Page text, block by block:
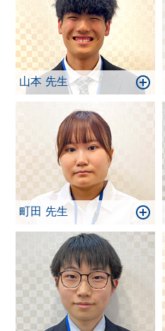
山本 先生
町田 先生